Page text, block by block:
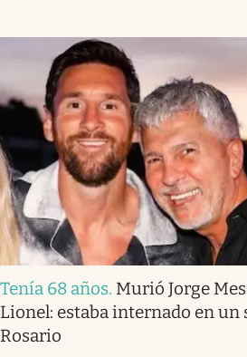
Tenía 68 años. Murió Jorge
Lionel: estaba internado en un
Rosario